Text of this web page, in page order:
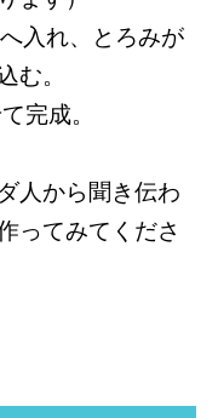
入れ、とろみが
む。
完成。
人から聞き伝わ
ってみてくださ